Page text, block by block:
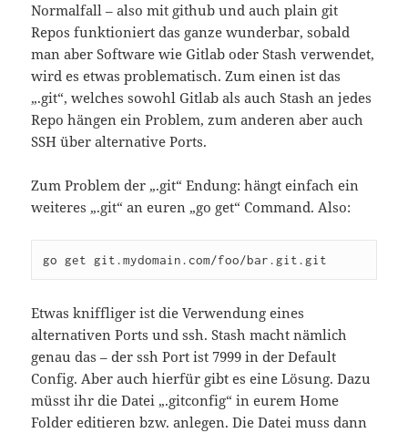
Normalfall – also mit github und auch plain git
Repos funktioniert das ganze wunderbar, sobald
man aber Software wie Gitlab oder Stash verwendet,
wird es etwas problematisch. Zum einen ist das
„.git“, welches sowohl Gitlab als auch Stash an jedes
Repo hängen ein Problem, zum anderen aber auch
SSH über alternative Ports.
Zum Problem der „.git“ Endung: hängt einfach ein
weiteres „.git“ an euren „go get“ Command. Also:
go get git.mydomain.com/foo/bar.git.git
Etwas kniffliger ist die Verwendung eines
alternativen Ports und ssh. Stash macht nämlich
genau das – der ssh Port ist 7999 in der Default
Config. Aber auch hierfür gibt es eine Lösung. Dazu
müsst ihr die Datei „.gitconfig“ in eurem Home
Folder editieren bzw. anlegen. Die Datei muss dann